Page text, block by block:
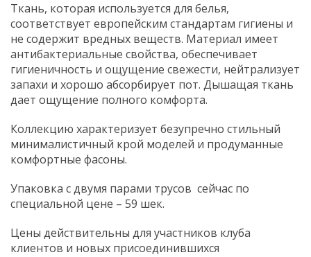
Ткань, которая используется для белья,
соответствует европейским стандартам гигиены и
не содержит вредных веществ. Материал имеет
антибактериальные свойства, обеспечивает
гигиеничность и ощущение свежести, нейтрализует
запахи и хорошо абсорбирует пот. Дышащая ткань
дает ощущение полного комфорта.
Коллекцию характеризует безупречно стильный
минималистичный крой моделей и продуманные
комфортные фасоны.
Упаковка с двумя парами трусов сейчас по
специальной цене – 59 шек.
Цены действительны для участников клуба
клиентов и новых присоединившихся